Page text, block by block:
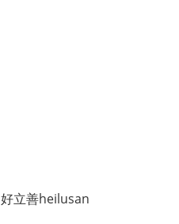
純淨深海鮭魚油(120粒/盒) - 好立善heilusan